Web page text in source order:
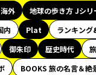
外
地球の歩き方 Jシリ
内 Plat
ランキング
御朱印 歴史時代
BOOKS 旅の名言＆絶